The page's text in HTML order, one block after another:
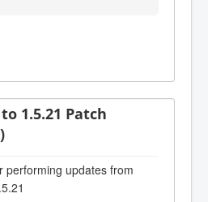
1.5.21 Patch
performing updates from